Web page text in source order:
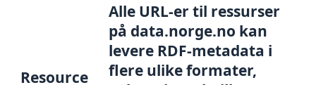
Resource
Alle URL-er til ressurser
på data.norge.no kan
levere RDF-metadata i
flere ulike formater,